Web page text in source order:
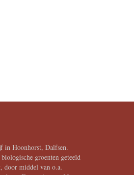
in Hoonhorst, Dalfsen.
groenten geteeld
door middel van o.a.